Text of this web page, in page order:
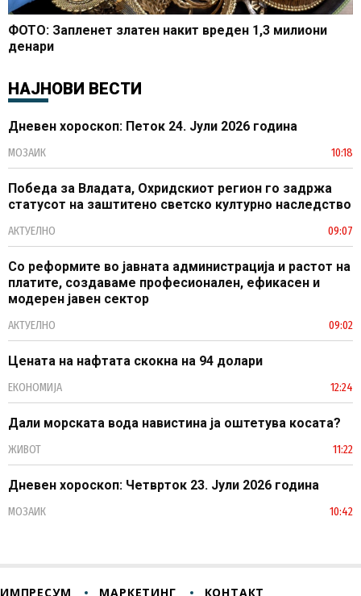
ФОТО: Запленет златен накит вреден 1,3 милиони
денари
НАЈНОВИ ВЕСТИ
Дневен хороскоп: Петок 24. Јули 2026 година
МОЗАИК 10:18
Победа за Владата, Охридскиот регион го задржа
статусот на заштитено светско културно наследство
АКТУЕЛНО 09:07
Со реформите во јавната администрација и растот на
платите, создаваме професионален, ефикасен и
модерен јавен сектор
АКТУЕЛНО 09:02
Цената на нафтата скокна на 94 долари
ЕКОНОМИЈА 12:24
Дали морската вода навистина ја оштетува косата?
ЖИВОТ 11:22
Дневен хороскоп: Четврток 23. Јули 2026 година
МОЗАИК 10:42
ИМПРЕСУМ МАРКЕТИНГ КОНТАКТ